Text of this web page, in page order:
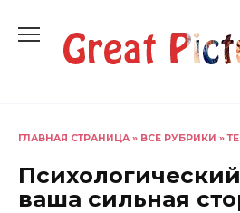
содержанию
ГЛАВНАЯ СТРАНИЦА » ВСЕ РУБРИКИ »
ваша сильная